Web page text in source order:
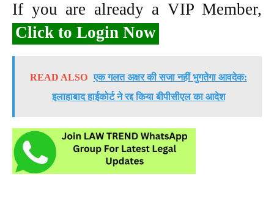
If you are already a VIP Member,
Click to Login Now
READ ALSO एक गलत अक्षर की सजा नहीं भुगतेगा आवदेक:
इलाहाबाद हाईकोर्ट ने रद्द किया बीपीसीएल का आदेश